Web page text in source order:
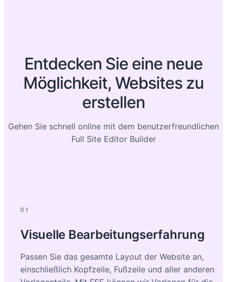
Entdecken Sie eine neue
Möglichkeit, Websites zu
erstellen
Gehen Sie schnell online mit dem benutzerfreundlichen
Full Site Editor Builder
01
Visuelle Bearbeitungserfahrung
Passen Sie das gesamte Layout der Website an,
einschließlich Kopfzeile, Fußzeile und aller anderen